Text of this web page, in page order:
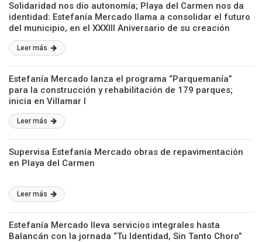
Solidaridad nos dio autonomía; Playa del Carmen nos da
identidad: Estefanía Mercado llama a consolidar el futuro
del municipio, en el XXXIII Aniversario de su creación
Leer más
Estefanía Mercado lanza el programa “Parquemanía”
para la construcción y rehabilitación de 179 parques;
inicia en Villamar I
Leer más
Supervisa Estefanía Mercado obras de repavimentación
en Playa del Carmen
Leer más
Estefanía Mercado lleva servicios integrales hasta
Balancán con la jornada “Tu Identidad, Sin Tanto Choro”